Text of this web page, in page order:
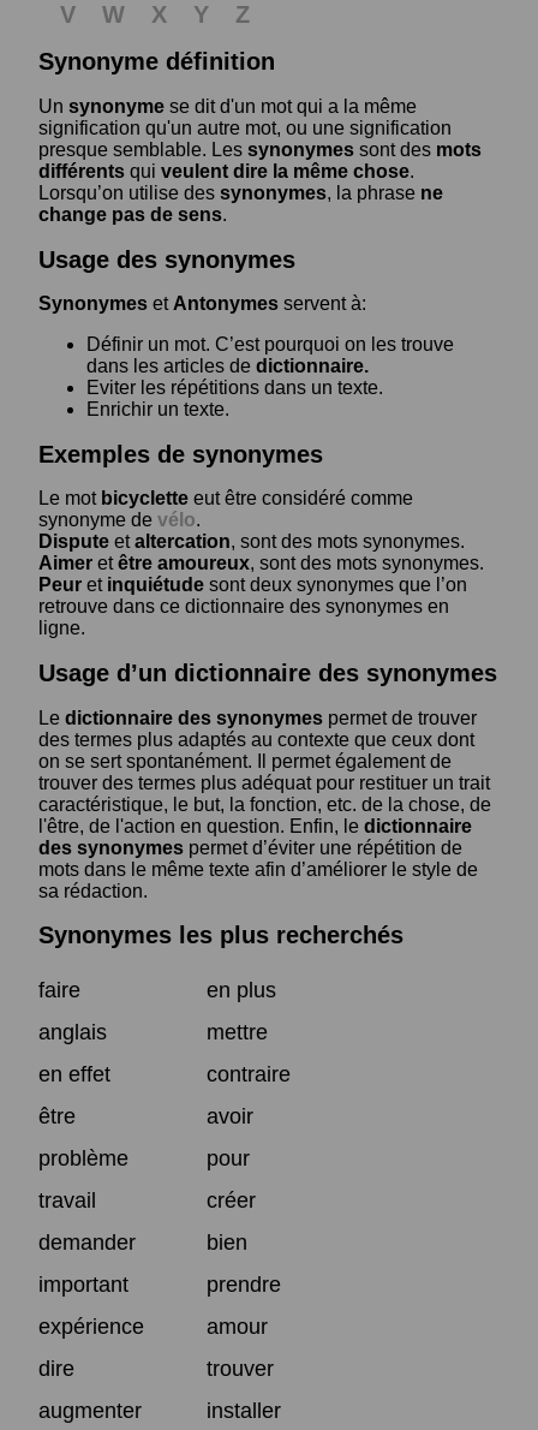
V W X Y
Z
Synonyme définition
Un synonyme se dit d'un mot qui a la même
signification qu'un autre mot, ou une signification
presque semblable. Les synonymes sont des mots
différents qui veulent dire la même chose.
Lorsqu’on utilise des synonymes, la phrase ne
change pas de sens.
Usage des synonymes
Synonymes et Antonymes servent à:
Définir un mot. C’est pourquoi on les trouve
dans les articles de dictionnaire.
Eviter les répétitions dans un texte.
Enrichir un texte.
Exemples de synonymes
Le mot bicyclette eut être considéré comme
synonyme de vélo.
Dispute etaltercation, sont des mots synonymes.
Aimer etêtre amoureux, sont des mots synonymes.
Peur et inquiétude sont deux synonymes que l’on
retrouve dans ce dictionnaire des synonymes en
ligne.
Usage d’un dictionnaire des synonymes
Le dictionnaire des synonymes permet de trouver
des termes plus adaptés au contexte que ceux dont
on se sert spontanément. Il permet également de
trouver des termes plus adéquat pour restituer un trait
caractéristique, le but, la fonction, etc. de la chose, de
l'être, de l'action en question. Enfin, le dictionnaire
des synonymes permet d’éviter une répétition de
mots dans le même texte afin d’améliorer le style de
sa rédaction.
Synonymes les plus recherchés
faire
en plus
anglais
mettre
en effet
contraire
être
avoir
problème
pour
travail
créer
demander
bien
important
prendre
expérience
amour
dire
trouver
augmenter
installer